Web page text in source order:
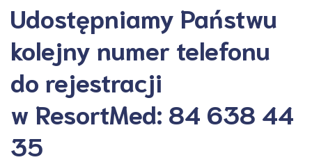
Udostępniamy Państwu
kolejny numer telefonu
do rejestracji
w ResortMed: 84 638 44
35